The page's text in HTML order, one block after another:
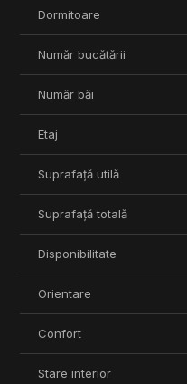
Dormitoare
Număr bucătării
Număr băi
Etaj
Suprafață utilă
Suprafață totală
Disponibilitate
Orientare
Confort
Stare interior